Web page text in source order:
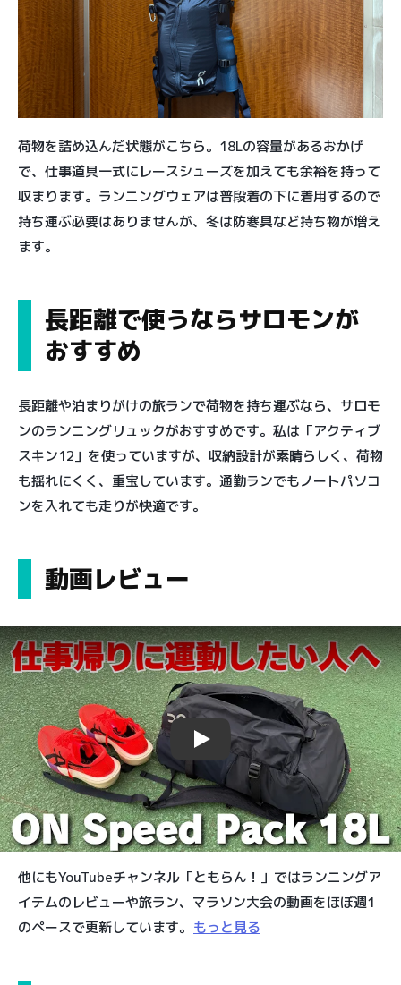
荷物を詰め込んだ状態がこちら。18Lの容量があるおかげ
で、仕事道具一式にレースシューズを加えても余裕を持って
収まります。ランニングウェアは普段着の下に着用するので
持ち運ぶ必要はありませんが、冬は防寒具など持ち物が増え
ます。
長距離で使うならサロモンが
おすすめ
長距離や泊まりがけの旅ランで荷物を持ち運ぶなら、サロモ
ンのランニングリュックがおすすめです。私は「アクティブ
スキン12」を使っていますが、収納設計が素晴らしく、荷物
も揺れにくく、重宝しています。通勤ランでもノートパソコ
ンを入れても走りが快適です。
動画レビュー
Play
他にもYouTubeチャンネル「ともらん！」ではランニングア
イテムのレビューや旅ラン、マラソン大会の動画をほぼ週1
のペースで更新しています。 もっと見る